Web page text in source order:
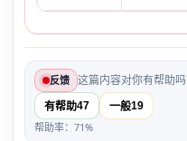
反馈 这篇内容对你有帮助吗
有帮助47 一般19
帮助率：71%